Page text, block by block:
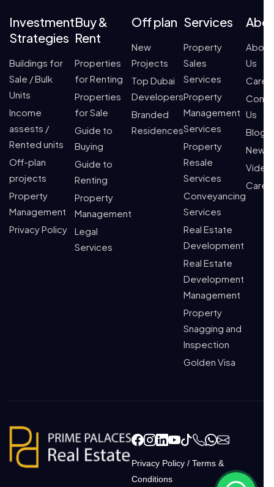
Investment
Strategies
Buildings for
Sale / Bulk
Units
Income
assests /
Rented units
Off-plan
projects
Property
Management
Privacy Policy
Buy &
Rent
Properties
for Renting
Properties
for Sale
Guide to
Buying
Guide to
Renting
Property
Management
Legal
Services
Off plan
New
Projects
Top Dubai
Developers
Branded
Residences
Services
Property
Sales
Services
Property
Management
Services
Property
Resale
Services
Conveyancing
Services
Real Estate
Development
Real Estate
Development
Management
Property
Snagging and
Inspection
Golden Visa
About
Us
Us
Blogs
News
Privacy Policy / Terms &
Conditions